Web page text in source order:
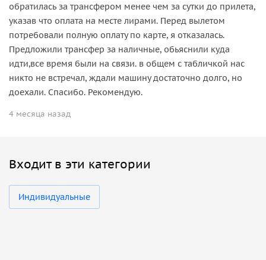
обратилась за трансфером менее чем за сутки до прилета,
указав что оплата на месте лирами. Перед вылетом
потребовали полную оплату по карте, я отказалась.
Предложили трансфер за наличные, обьяснили куда
идти,все время были на связи. в общем с табличкой нас
никто не встречал, ждали машину достаточно долго, но
доехали. Спасибо. Рекомендую.
4 месяца назад
Входит в эти категории
Индивидуальные